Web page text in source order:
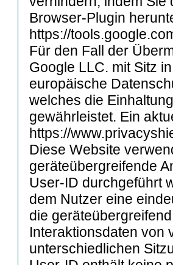
Browser-Plugin
https://
Für den Fall der
Google LLC. mit Sitz
europäische
welches die
gewährleistet. Ein
https://
Diese Website
geräteübergreifende
User-ID durchgeführt
dem Nutzer eine
die
Interaktionsdaten von
unterschiedlichen